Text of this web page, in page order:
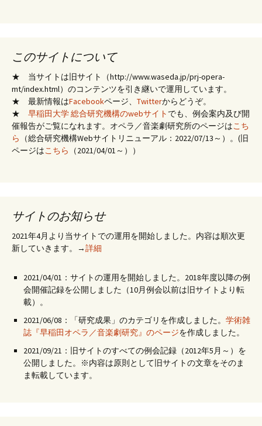
このサイトについて
★ 当サイトは旧サイト（http://www.waseda.jp/prj-opera-
mt/index.html）のコンテンツを引き継いで運用しています。
★ 最新情報はFacebookページ、 Twitterからどうぞ。
★ 早稲田大学 総合研究機構のwebサイト でも、例会案内及び開
催報告がご覧になれます。オペラ／音楽劇研究所のページはこち
ら
（総合研究機構Webサイトリニューアル：2022/07/13～）。(旧
ページはこちら （2021/04/01～））
サイトのお知らせ
2021年4月より当サイトでの運用を開始しました。内容は順次更
新していきます。→詳細
2021/04/01：サイトの運用を開始しました。2018年度以降の例
会開催記録を公開しました（10月例会以前は旧サイトより転
載）。
2021/06/08：「研究成果」のカテゴリを作成しました。 学術雑
誌『早稲田オペラ／音楽劇研究』のページを作成しました。
2021/09/21：旧サイトのすべての例会記録（2012年5月～）を
公開しました。※内容は原則として旧サイトの文章をそのま
ま転載しています。